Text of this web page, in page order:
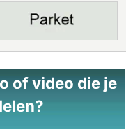
of video die je